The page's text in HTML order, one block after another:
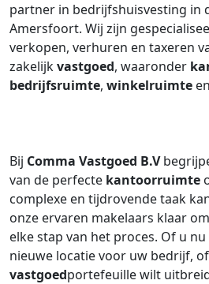
partner in bedrijfshuisvesting in
Amersfoort. Wij zijn
verkopen, verhuren en taxeren
zakelijkvastgoed, waaronder
bedrijfsruimte, winkelruimte
Bij Comma Vastgoed B.V
van de perfecte kantoorruimte
complexe en tijdrovende taak
onze ervaren makelaars klaar
elke stap van het proces. Of u
nieuwe locatie voor uw bedrijf,
vastgoedportefeuille wilt